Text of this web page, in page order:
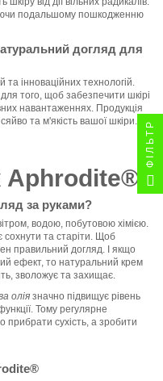
подальшому пошкодженню
догляд для
інноваційних технологій.
того, щоб забезпечити шкірі
навантаженнях. Продукція
та м'якість вашої шкіри.
Aphrodite®
за руками?
водою, побутовою хімією.
та старіти. Щоб
правильний догляд. І якщо
ефект, то натуральний крем
зволожує та захищає.
олія значно підвищує рівень
Тому регулярне
прибрати сухість, а зробити
ФІЛЬТР